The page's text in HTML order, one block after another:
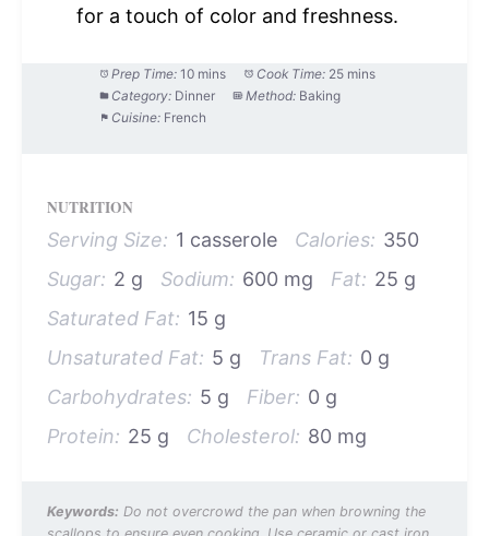
for a touch of color and freshness.
Prep Time: 10 mins Cook Time: 25 mins
Category: Dinner Method: Baking
Cuisine: French
NUTRITION
Serving Size: 1 casserole Calories: 350
Sugar: 2 g Sodium: 600 mg Fat: 25 g
Saturated Fat: 15 g
Unsaturated Fat: 5 g Trans Fat: 0 g
Carbohydrates: 5 g Fiber: 0 g
Protein: 25 g Cholesterol: 80 mg
Keywords: Do not overcrowd the pan when browning the